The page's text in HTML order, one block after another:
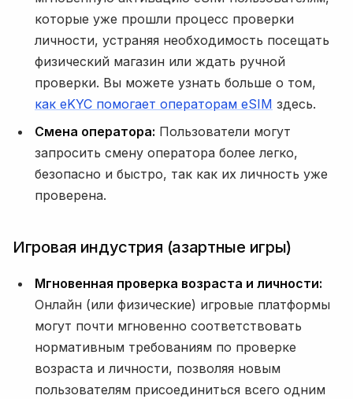
которые уже прошли процесс проверки
личности, устраняя необходимость посещать
физический магазин или ждать ручной
проверки. Вы можете узнать больше о том,
как eKYC помогает операторам eSIM здесь.
Смена оператора: Пользователи могут
запросить смену оператора более легко,
безопасно и быстро, так как их личность уже
проверена.
Игровая индустрия (азартные игры)
Мгновенная проверка возраста и личности:
Онлайн (или физические) игровые платформы
могут почти мгновенно соответствовать
нормативным требованиям по проверке
возраста и личности, позволяя новым
пользователям присоединиться всего одним